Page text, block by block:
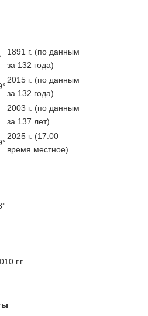
1891 г. (по данным
за 132 года)
2015 г. (по данным
за 132 года)
2003 г. (по данным
за 137 лет)
2025 г. (17:00
время местное)
г.г.